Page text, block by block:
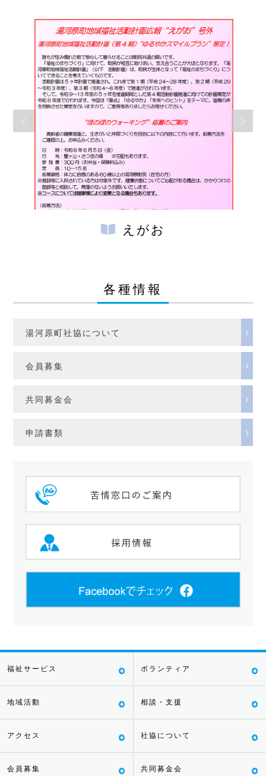
えがお
各種情報
湯河原町社協について
会員募集
共同募金会
申請書類
福祉サービス ボランティア
地域活動 相談・支援
アクセス 社協について
会員募集 共同募金会